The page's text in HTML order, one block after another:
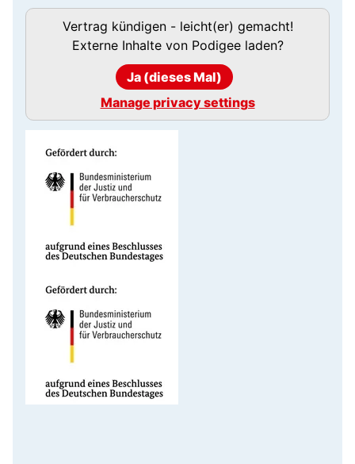
Podigee-Vertrag kündigen - leicht(er) gemacht!
Externe Inhalte von Podigeeladen?
Ja (dieses Mal)
Manage privacy settings